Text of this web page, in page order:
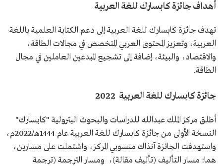
أهداف جائزة كابسارك للغة العربية
تهدف جائزة كابسارك للغة العربية إلى دعم الكتابة العلمية باللغة
العربية، وتعزيز المحتوى العربي المتخصص في مجالات الطاقة،
والاقتصاد، والبيئة، إضافة إلى تشجيع المبدعين العاملين في مجال
الطاقة.
جائزة كابسارك للغة العربية 2022
أطلق مركز الملك عبدالله للدراسات والبحوث البترولية "كابسارك"
النسخة الأولى من جائزة كابسارك للغة العربية عام 1444هـ/2022م،
واستهدفت الجائزة آنذاك منسوبي المركز، واشتملت على مسارين،
هما: مسار التأليف (تأليف مقالة)، ومسار الترجمة (ترجمة